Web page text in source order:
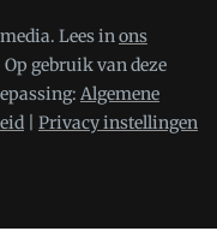
Lees inons
gebruik van deze
Algemene
Privacy instellingen